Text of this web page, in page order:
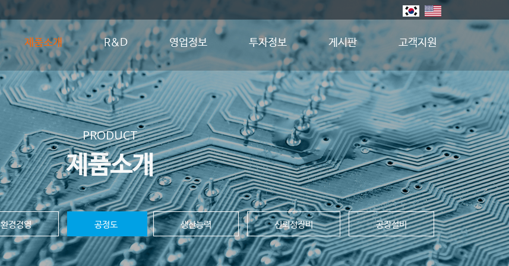
제품소개 R&D 영업정보 투자정보 게시판 고객지원
PRODUCT
제품소개
환경경영 공정도 생산능력 신뢰성장비 공장설비